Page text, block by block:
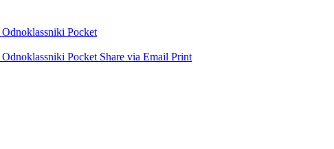
Odnoklassniki Pocket
Odnoklassniki Pocket Share via Email Print